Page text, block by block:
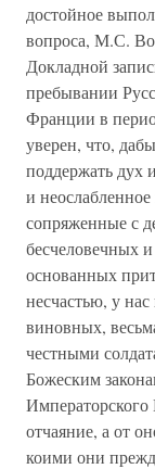
достойное
вопроса, М.С.
Докладной
пребывании
Франции в
уверен, что,
поддержать дух
и
сопряженные с
бесчеловечных
основанных
несчастью, у
виновных,
честными
Божеским
Императорского
отчаяние, а от
коими они